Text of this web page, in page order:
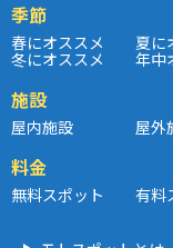
季節
春にオススメ 夏に
冬にオススメ 年中
施設
屋内施設 屋外
料金
無料スポット 有料